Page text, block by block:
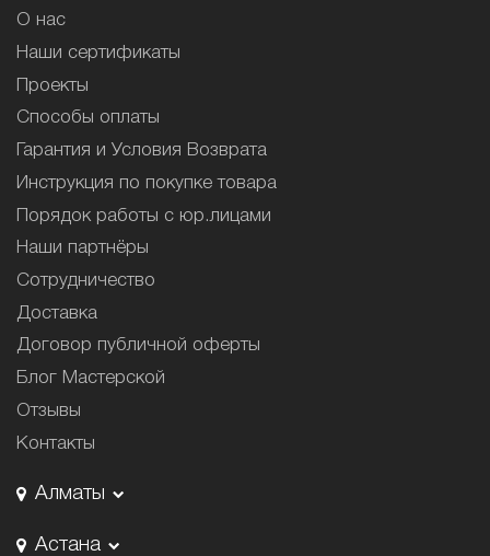
О нас
Наши сертификаты
Проекты
Способы оплаты
Гарантия и Условия Возврата
Инструкция по покупке товара
Порядок работы с юр.лицами
Наши партнёры
Сотрудничество
Доставка
Договор публичной оферты
Блог Мастерской
Отзывы
Контакты
Алматы
Астана